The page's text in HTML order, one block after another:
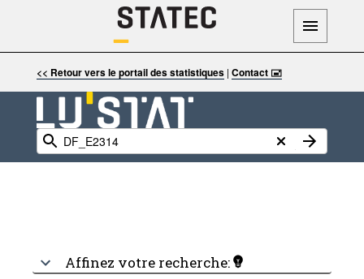
<< Retour vers le portail des statistiques| Contact 🖃
Affinez votre recherche: